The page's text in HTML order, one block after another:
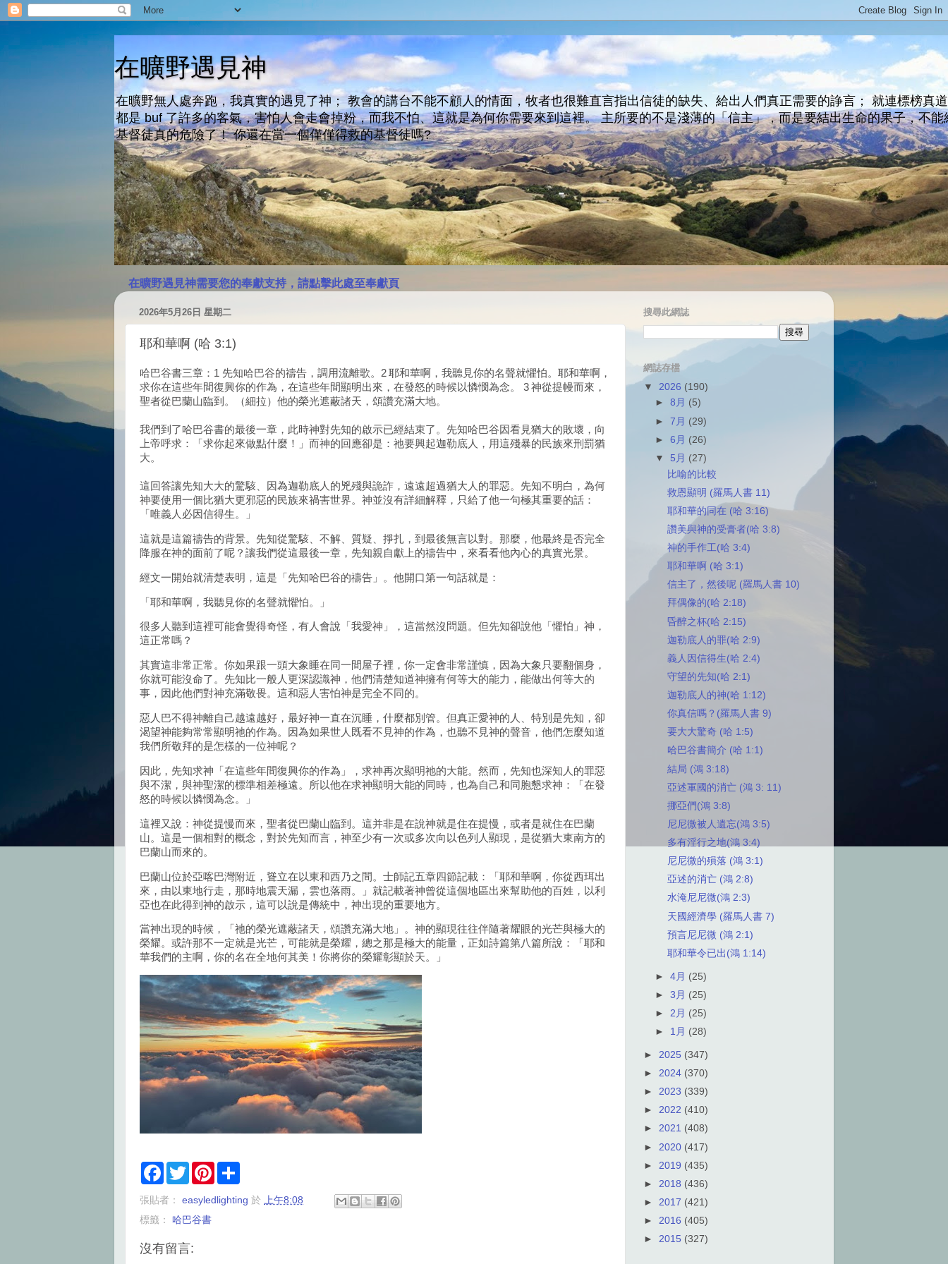
在曠野遇見神
在曠野無人處奔跑，我真實的遇見了神； 教會的講台不能不顧人的情面，牧者也很難直言指出信徒的缺失、給出人們真正需要的諍言； 就連標榜真
都是 buf 了許多的客氣，害怕人會走會掉粉，而我不怕、這就是為何你需要來到這裡。 主所要的不是淺薄的「信主」，而是要結出生命的果子，不能
基督徒真的危險了！ 你還在當一個僅僅得救的基督徒嗎?
在曠野遇見神需要您的奉獻支持，請點擊此處至奉獻頁
2026年5月26日 星期二
耶和華啊 (哈 3:1)
哈巴谷書三章：1 先知哈巴谷的禱告，調用流離歌。2 耶和華啊，我聽見你的名聲就懼怕。耶和華啊，
求你在這些年間復興你的作為，在這些年間顯明出來，在發怒的時候以憐憫為念。 3 神從提幔而來，
聖者從巴蘭山臨到。（細拉）他的榮光遮蔽諸天，頌讚充滿大地。
我們到了哈巴谷書的最後一章，此時神對先知的啟示已經結束了。 先知哈巴谷因看見猶大的敗壞，向
上帝呼求：「求你起來做點什麼！」而神的回應卻是：祂要興起迦勒底人，用這殘暴的民族來刑罰猶
大。
這回答讓先知大大的驚駭、
因為迦勒底人的兇殘與詭詐，遠遠超過猶大人的罪惡。先知不明白，為何
神要使用一個比猶大更邪惡的民族來禍害世界。神並沒有詳細解釋，只給了他一句極其重要的話：
「唯義人必因信得生。」
這就是這篇禱告的背景。先知從驚駭、不解、質疑、掙扎，到最後無言以對。那麼，他最終是否完全
降服在神的面前了呢？讓我們從這最後一章，先知親自獻上的禱告中，來看看他內心的真實光景。
經文一開始就清楚表明，這是「先知哈巴谷的禱告」。他開口第一句話就是：
「耶和華啊，我聽見你的名聲就懼怕。」
很多人聽到這裡可能會覺得奇怪，有人會說「我愛神」，這當然沒問題。但先知卻說他「懼怕」神，
這正常嗎？
其實這非常正常。你如果跟一頭大象睡在同一間屋子裡，你一定會非常謹慎，因為大象只要翻個身，
你就可能沒命了。先知比一般人更深認識神，他們清楚知道神擁有何等大的能力，能做出何等大的
事，因此他們對神充滿敬畏。這和惡人害怕神是完全不同的。
惡人巴不得神離自己越遠越好，最好神一直在沉睡，什麼都別管。但真正愛神的人、特別是先知，卻
渴望神能夠常常顯明祂的作為。因為如果世人既看不見神的作為，也聽不見神的聲音，他們怎麼知道
我們所敬拜的是怎樣的一位神呢？
因此，先知求神「在這些年間復興你的作為」，求神再次顯明祂的大能。然而，先知也深知人的罪惡
與不潔，與神聖潔的標準相差極遠。所以他在求神顯明大能的同時，也為自己和同胞懇求神：「在發
怒的時候以憐憫為念。」
這裡又說：神從提慢而來，聖者從巴蘭山臨到。這并非是在說神就是住在提慢，或者是就住在巴蘭
山。這是一個相對的概念，對於先知而言，神至少有一次或多次向以色列人顯現，是從猶大東南方的
巴蘭山而來的。
巴蘭山位於亞喀巴灣附近，聳立在以東和西乃之間。士師記五章四節記載：「耶和華啊，你從西珥出
來，由以東地行走，那時地震天漏，雲也落雨。」就記載著神曾從這個地區出來幫助他的百姓，以利
亞也在此得到神的啟示，這可以說是傳統中，神出現的重要地方。
當神出現的時候，「祂的榮光遮蔽諸天，頌讚充滿大地」。神的顯現往往伴隨著耀眼的光芒與極大的
榮耀。或許那不一定就是光芒，可能就是榮耀，總之那是極大的能量，正如詩篇第八篇所說：「耶和
華我們的主啊，你的名在全地何其美！你將你的榮耀彰顯於天。」
F
e
o
k
T
w
t
e
P
t
r
張貼者： easyledlighting 於
上午8:08
標籤： 哈巴谷書
沒有留言:
搜尋此網誌
網誌存檔
▼ 2026 (190)
►8月 (5)
►7月 (29)
►6月 (26)
▼ 5月 (27)
比喻的比較
救恩顯明 (羅馬人書 11)
耶和華的同在 (哈 3:16)
讚美與神的受膏者(哈 3:8)
神的手作工(哈 3:4)
耶和華啊 (哈 3:1)
信主了，然後呢 (羅馬人書 10)
拜偶像的(哈 2:18)
昏醉之杯(哈 2:15)
迦勒底人的罪(哈 2:9)
義人因信得生(哈 2:4)
守望的先知(哈 2:1)
迦勒底人的神(哈 1:12)
你真信嗎？(羅馬人書 9)
要大大驚奇 (哈 1:5)
哈巴谷書簡介 (哈 1:1)
結局 (鴻 3:18)
亞述軍國的消亡 (鴻 3: 11)
挪亞們(鴻 3:8)
尼尼微被人遺忘(鴻 3:5)
多有淫行之地(鴻 3:4)
尼尼微的殞落 (鴻 3:1)
亞述的消亡 (鴻 2:8)
水淹尼尼微(鴻 2:3)
天國經濟學 (羅馬人書 7)
預言尼尼微 (鴻 2:1)
耶和華令已出(鴻 1:14)
►4月 (25)
►3月 (25)
► 2月 (25)
► 1月 (28)
► 2025 (347)
► 2024 (370)
► 2023 (339)
► 2022 (410)
► 2021 (408)
► 2020 (417)
► 2019 (435)
► 2018 (436)
► 2017 (421)
► 2016 (405)
► 2015 (327)